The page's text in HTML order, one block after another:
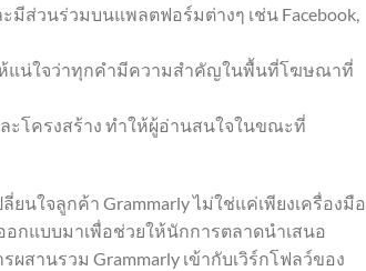
ส่วนร่วมบนแพลตฟอร์มต่างๆ เช่น Facebook,
ห้แน่ใจว่าทุกคำมีความสำคัญในพื้นที่โฆษณาที่
ะโครงสร้าง ทำให้ผู้อ่านสนใจในขณะที่
นใจลูกค้า Grammarly ไม่ใช่แค่เพียงเครื่องมือ
กแบบมาเพื่อช่วยให้นักการตลาดนำเสนอ
สานรวม Grammarly เข้ากับเวิร์กโฟลว์ของ